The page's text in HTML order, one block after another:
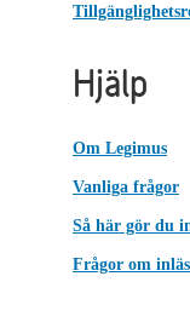
Hjälp
Om Legimus
Vanliga frågor
Så här gör du
Frågor om